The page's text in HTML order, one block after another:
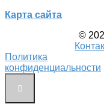
Карта сайта
©
Политика
конфиденциальности